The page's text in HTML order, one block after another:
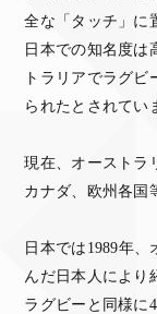
全な「タッチ」に
日本での知名度は
トラリアでラグ
られたとされてい
現在、オーストラ
カナダ、欧州各国
日本では1989年
んだ日本人により
ラグビーと同様に